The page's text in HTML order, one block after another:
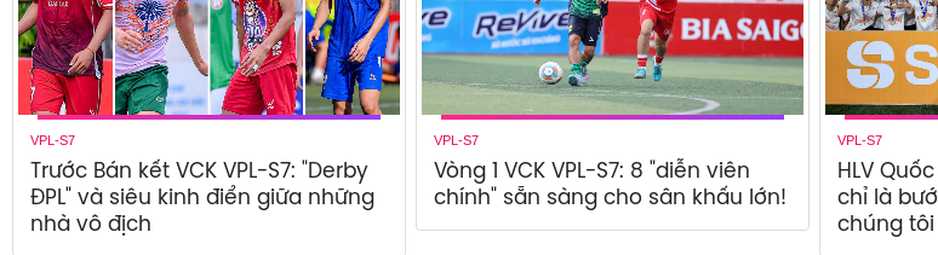
VPL-S7
Trước Bán kết VCK VPL-S7: "Derby
ĐPL" và siêu kinh điển giữa những
nhà vô địch
VPL-S7
Vòng 1 VCK VPL-S7: 8 "diễn viên
chính" sẵn sàng cho sân khấu lớn!
VPL-S7
HLV
chỉ là
chúng